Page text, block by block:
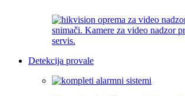
Detekcija provale